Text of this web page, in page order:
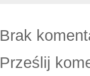
Brak
Prześlij